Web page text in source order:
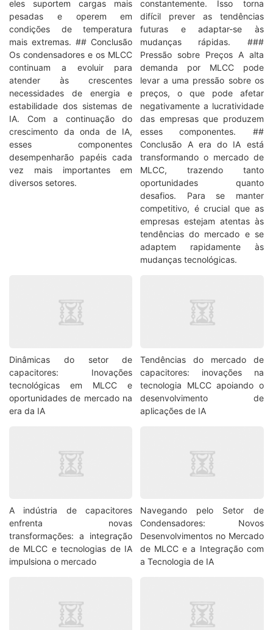
eles suportem cargas mais
pesadas e operem em
condições de temperatura
mais extremas. ## Conclusão
Os condensadores e os MLCC
continuam a evoluir para
atender às crescentes
necessidades de energia e
estabilidade dos sistemas de
IA. Com a continuação do
crescimento da onda de IA,
esses componentes
desempenharão papéis cada
vez mais importantes em
diversos setores.
constantemente. Isso torna
difícil prever as tendências
futuras e adaptar-se às
mudanças rápidas. ###
Pressão sobre Preços A alta
demanda por MLCC pode
levar a uma pressão sobre os
preços, o que pode afetar
negativamente a lucratividade
das empresas que produzem
esses componentes. ##
Conclusão A era do IA está
transformando o mercado de
MLCC, trazendo tanto
oportunidades quanto
desafios. Para se manter
competitivo, é crucial que as
empresas estejam atentas às
tendências do mercado e se
adaptem rapidamente às
mudanças tecnológicas.
Dinâmicas do setor de
capacitores: Inovações
tecnológicas em MLCC e
oportunidades de mercado na
era da IA
Tendências do mercado de
capacitores: inovações na
tecnologia MLCC apoiando o
desenvolvimento de
aplicações de IA
A indústria de capacitores
enfrenta novas
transformações: a integração
de MLCC e tecnologias de IA
impulsiona o mercado
Navegando pelo Setor de
Condensadores: Novos
Desenvolvimentos no Mercado
de MLCC e a Integração com
a Tecnologia de IA